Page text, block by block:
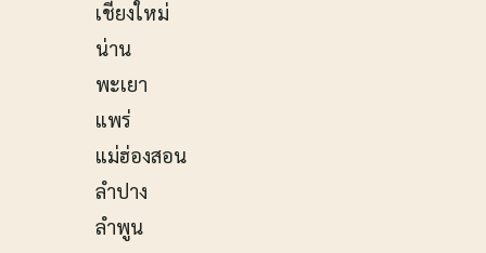
เชียงใหม่
น่าน
พะเยา
แพร่
แม่ฮ่องสอน
ลำปาง
ลำพูน